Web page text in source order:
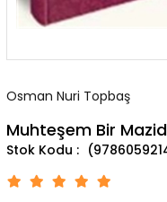
Osman Nuri Topbaş
Muhteşem Bir